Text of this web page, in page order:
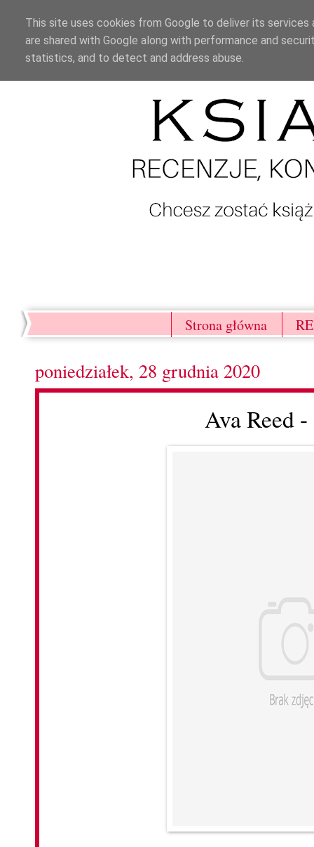
Strona główna
poniedziałek, 28 grudnia 2020
Ava Reed
This site uses cookies from Google to deliver its
are shared with Google along with performance and
statistics, and to detect and address abuse.